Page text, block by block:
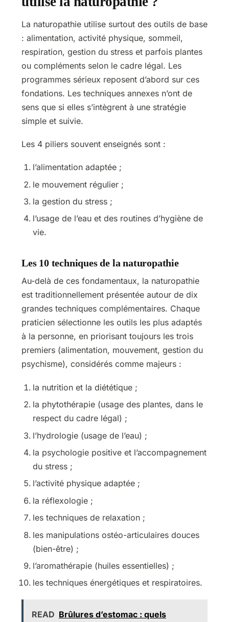
La naturopathie utilise surtout des outils de base
: alimentation, activité physique, sommeil,
respiration, gestion du stress et parfois plantes
ou compléments selon le cadre légal. Les
programmes sérieux reposent d’abord sur ces
fondations. Les techniques annexes n’ont de
sens que si elles s’intègrent à une stratégie
simple et suivie.
Les 4 piliers souvent enseignés sont :
l’alimentation adaptée ;
le mouvement régulier ;
la gestion du stress ;
l’usage de l’eau et des routines d’hygiène de
vie.
Les 10 techniques de la naturopathie
Au-delà de ces fondamentaux, la naturopathie
est traditionnellement présentée autour de dix
grandes techniques complémentaires. Chaque
praticien sélectionne les outils les plus adaptés
à la personne, en priorisant toujours les trois
premiers (alimentation, mouvement, gestion du
psychisme), considérés comme majeurs :
la nutrition et la diététique ;
la phytothérapie (usage des plantes, dans le
respect du cadre légal) ;
l’hydrologie (usage de l’eau) ;
la psychologie positive et l’accompagnement
du stress ;
l’activité physique adaptée ;
la réflexologie ;
les techniques de relaxation ;
les manipulations ostéo-articulaires douces
(bien-être) ;
l’aromathérapie (huiles essentielles) ;
les techniques énergétiques et respiratoires.
READ Brûlures d’estomac : quels